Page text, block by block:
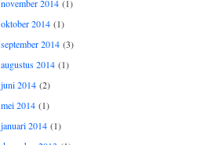
november 2014 (1)
oktober 2014 (1)
september 2014 (3)
augustus 2014 (1)
juni 2014 (2)
mei 2014 (1)
januari 2014 (1)